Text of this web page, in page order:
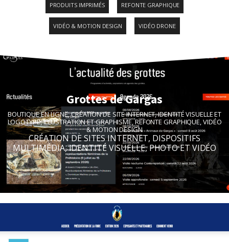
PRODUITS IMPRIMÉS REFONTE GRAPHIQUE
VIDÉO & MOTION DESIGN VIDÉO DRONE
Grottes de Gargas
BOUTIQUE EN LIGNE,CRÉATION DE SITE INTERNET,IDENTITÉ VISUELLE ET
LOGOTYPE,ILLUSTRATION ET GRAPHISME,REFONTE GRAPHIQUE,VIDÉO
& MOTION DESIGN
CRÉATION DE SITES INTERNET, DISPOSITIFS
MULTIMÉDIA,IDENTITÉ VISUELLE,PHOTO ET VIDÉO